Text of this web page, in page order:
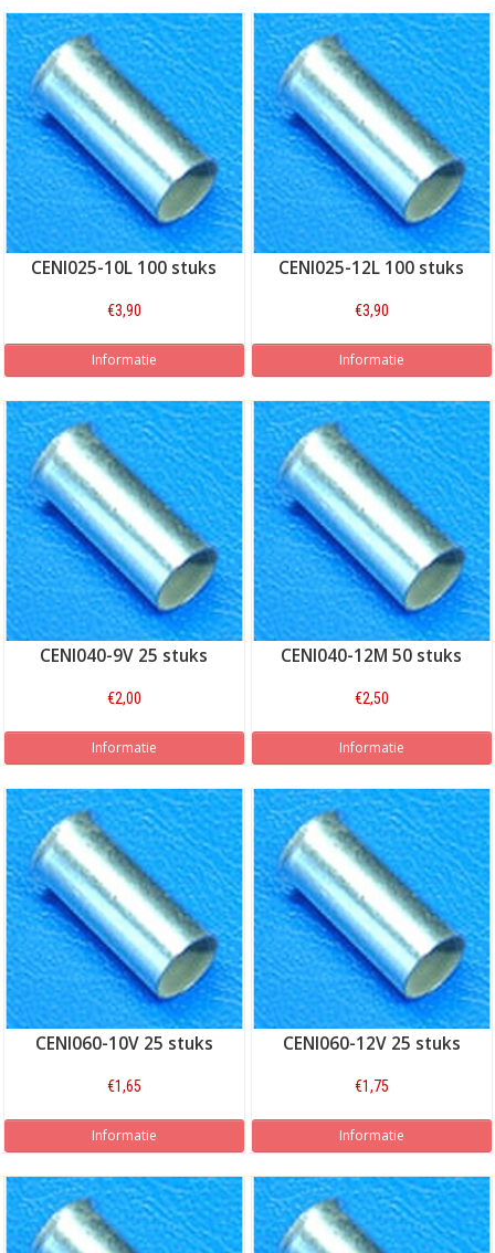
CENI025-10L 100 stuks
€3,90
Informatie
CENI025-12L 100 stuks
€3,90
Informatie
CENI040-9V 25 stuks
€2,00
Informatie
CENI040-12M 50 stuks
€2,50
Informatie
CENI060-10V 25 stuks
€1,65
Informatie
CENI060-12V 25 stuks
€1,75
Informatie